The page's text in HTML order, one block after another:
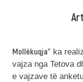
Mollëkuqja” ka
vajza nga Tetova
e vajzave të